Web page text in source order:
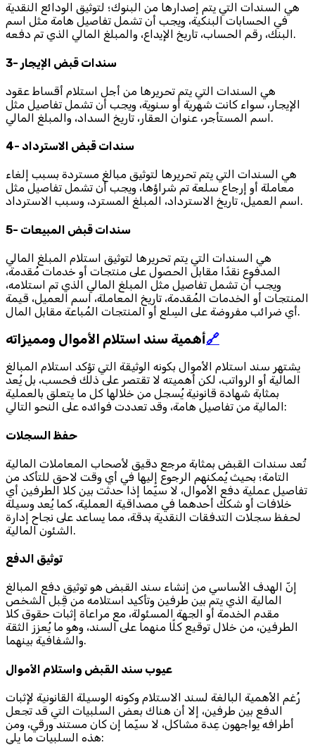
هي السندات التي يتم إصدارها من البنوك؛ لتوثيق الودائع النقدية
في الحسابات البنكية، ويجب أن تشمل تفاصيل هامة مثل اسم
البنك، رقم الحساب، تاريخ الإيداع، والمبلغ المالي الذي تم دفعه.
3- سندات قبض الإيجار
هي السندات التي يتم تحريرها من أجل استلام أقساط عقود
الإيجار، سواء كانت شهرية أو سنوية، ويجب أن تشمل تفاصيل مثل
اسم المستأجر، عنوان العقار، تاريخ السداد، والمبلغ المالي.
4- سندات قبض الاسترداد
هي السندات التي يتم تحريرها لتوثيق مبالغ مستردة بسبب إلغاء
معاملة أو إرجاع سلعة تم شراؤها، ويجب أن تشمل تفاصيل مثل
اسم العميل، تاريخ الاسترداد، المبلغ المسترد، وسبب الاسترداد.
5- سندات قبض المبيعات
هي السندات التي يتم تحريرها لتوثيق استلام المبلغ المالي
المدفوع نقدًا مقابل الحصول على منتجات أو خدمات مُقدمة،
ويجب أن تشمل تفاصيل مثل المبلغ المالي الذي تم استلامه،
المنتجات أو الخدمات المُقدمة، تاريخ المعاملة، اسم العميل، قيمة
أي ضرائب مفروضة على السِلع أو المنتجات المُباعة مقابل المال.
أهمية سند استلام الأموال ومميزاته🔗
يشتهر سند استلام الأموال بكونه الوثيقة التي تؤكد استلام المبالغ
المالية أو الرواتب، لكن أهميته لا تقتصر على ذلك فحسب، بل يُعد
بمثابة شهادة قانونية يُسجل من خلالها كل ما يتعلق بالعملية
المالية من تفاصيل هامة، وقد تعددت فوائده على النحو التالي:
حفظ السجلات
تُعد سندات القبض بمثابة مرجع دقيق لأصحاب المعاملات المالية
التامة؛ بحيث يُمكنهم الرجوع إليها في أي وقت لاحق للتأكد من
تفاصيل عملية دفع الأموال، لا سيّما إذا حدثت بين كلا الطرفين أي
خلافات أو شكك أحدهما في مصداقية العملية، كما يُعد وسيلة
لحفظ سجلات التدفقات النقدية بدقة، مما يساعد على نجاح إدارة
الشئون المالية.
توثيق الدفع
إنّ الهدف الأساسي من إنشاء سند القبض هو توثيق دفع المبالغ
المالية الذي يتم بين طرفين وتأكيد استلامه من قِبل الشخص
مقدم الخدمة أو الجهة المسئولة، مع مراعاة إثبات حقوق كلا
الطرفين، من خلال توقيع كلًا منهما على السند، وهو ما يُعزز الثقة
والشفافية بينهما.
عيوب سند القبض واستلام الأموال
رُغم الأهمية البالغة لسند الاستلام وكونه الوسيلة القانونية لإثبات
الدفع بين طرفين، إلا أن هناك بعض السلبيات التي قد تجعل
أطرافه يواجهون عِدة مشاكل، لا سيّما إن كان مستند ورقي، ومن
هذه السلبيات ما يلي: